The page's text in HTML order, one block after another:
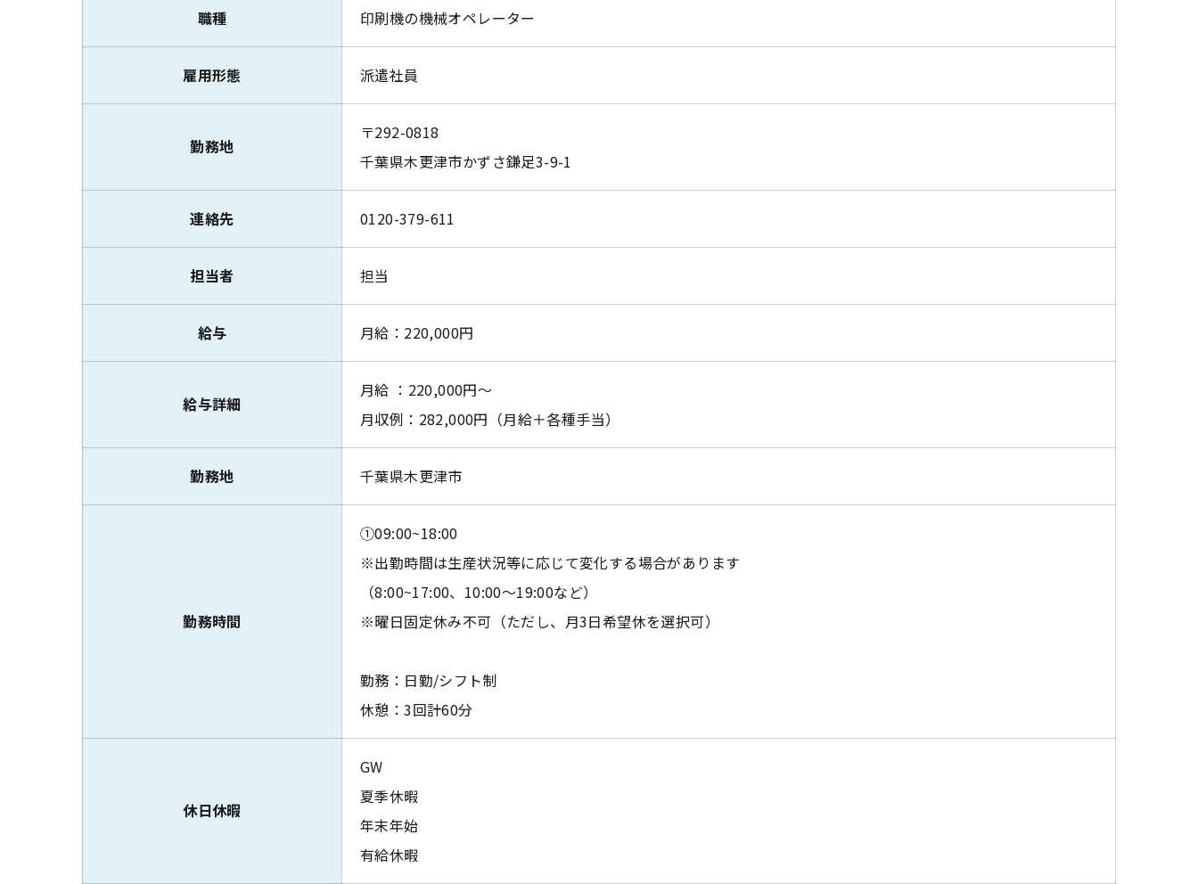
職種 印刷機の機械オペレーター
雇用形態 派遣社員
勤務地
〒292-0818
千葉県木更津市かずさ鎌足3-9-1
連絡先 0120-379-611
担当者 担当
給与 月給：220,000円
給与詳細
月給 ：220,000円～
月収例：282,000円（月給＋各種手当）
勤務地 千葉県木更津市
勤務時間
①09:00~18:00
※出勤時間は生産状況等に応じて変化する場合があります
（8:00~17:00、10:00～19:00など）
※曜日固定休み不可（ただし、月3日希望休を選択可）
勤務：日勤/シフト制
休憩：3回計60分
休日休暇
GW
夏季休暇
年末年始
有給休暇